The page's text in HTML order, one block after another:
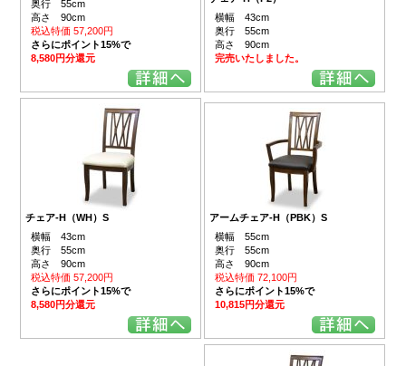
奥行 55cm
高さ 90cm
税込特価 57,200円
さらにポイント15%で
8,580円分還元
横幅 43cm
奥行 55cm
高さ 90cm
完売いたしました。
チェア-H（WH）S
横幅 43cm
奥行 55cm
高さ 90cm
税込特価 57,200円
さらにポイント15%で
8,580円分還元
アームチェア-H（PBK）S
横幅 55cm
奥行 55cm
高さ 90cm
税込特価 72,100円
さらにポイント15%で
10,815円分還元